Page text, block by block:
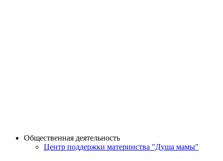
Общественная деятельность
Центр поддержки материнства "Душа мамы"